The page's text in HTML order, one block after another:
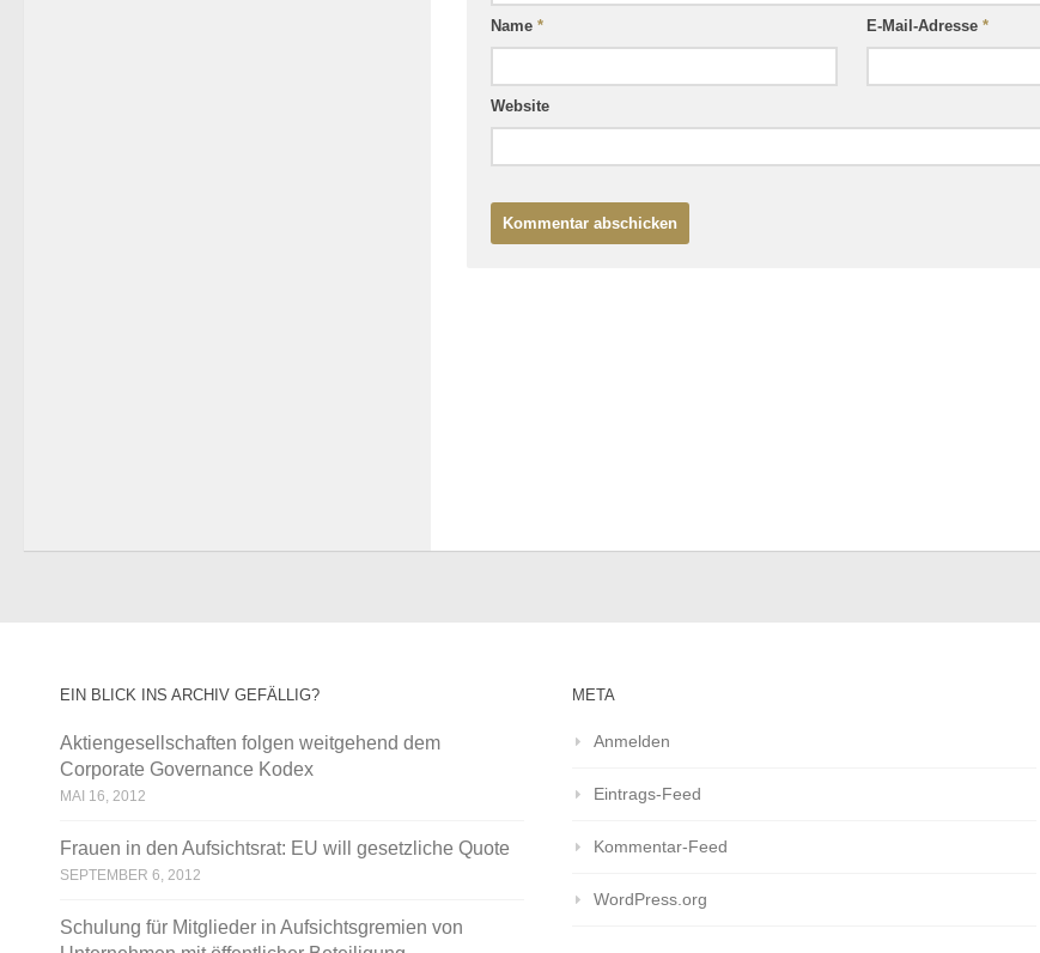
Name * E-Mail-Adresse*
Website
EIN BLICK INS ARCHIV GEFÄLLIG?
Aktiengesellschaften folgen weitgehend dem
Corporate Governance Kodex
MAI 16, 2012
Frauen in den Aufsichtsrat: EU will gesetzliche Quote
SEPTEMBER 6, 2012
Schulung für Mitglieder in Aufsichtsgremien von
META
Anmelden
Eintrags-Feed
Kommentar-Feed
WordPress.org